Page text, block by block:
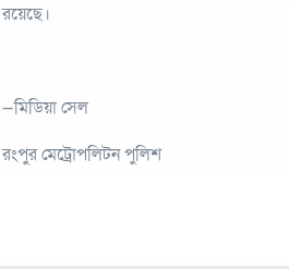
রয়েছে।
—মিডিয়া সেল
রংপুর মেট্রোপলিটন পুলিশ